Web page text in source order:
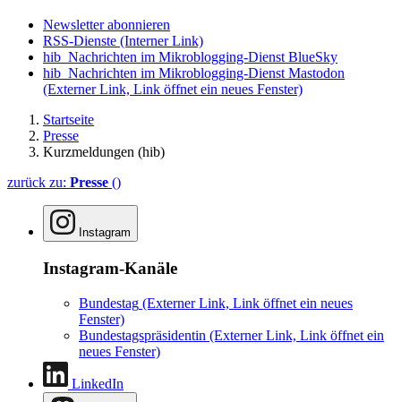
Newsletter abonnieren
RSS-Dienste (Interner Link)
hib_Nachrichten im Mikroblogging-Dienst BlueSky
hib_Nachrichten im Mikroblogging-Dienst Mastodon
(Externer Link, Link öffnet ein neues Fenster)
Startseite
Presse
Kurzmeldungen (hib)
zurück zu: Presse ()
Instagram
Instagram-Kanäle
Bundestag (Externer Link, Link öffnet ein neues
Fenster)
Bundestagspräsidentin (Externer Link, Link öffnet ein
neues Fenster)
LinkedIn